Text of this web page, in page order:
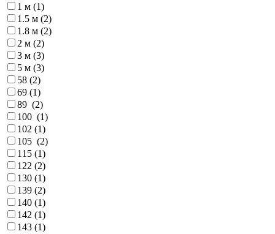
1 м (1)
1.5 м (2)
1.8 м (2)
2 м (2)
3 м (3)
5 м (3)
58 (2)
69 (1)
89 (2)
100 (1)
102 (1)
105 (2)
115 (1)
122 (2)
130 (1)
139 (2)
140 (1)
142 (1)
143 (1)